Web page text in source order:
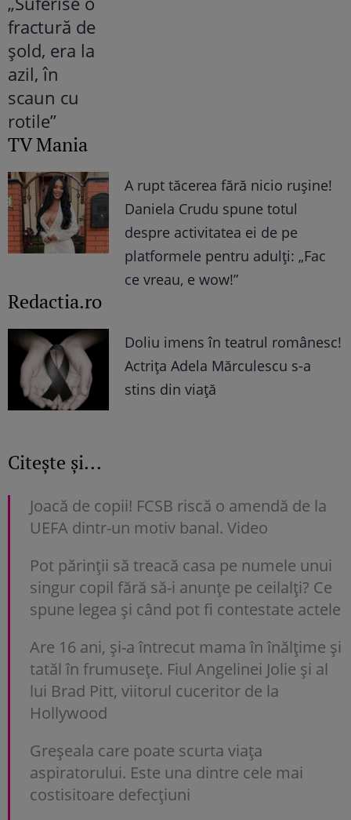
TV Mania
A rupt tăcerea fără nicio rușine!
Daniela Crudu spune totul
despre activitatea ei de pe
platformele pentru adulți: „Fac
ce vreau, e wow!”
Redactia.ro
Doliu imens în teatrul românesc!
Actrița Adela Mărculescu s-a
stins din viață
Citește și...
Joacă de copii! FCSB riscă o amendă de la
UEFA dintr-un motiv banal. Video
Pot părinții să treacă casa pe numele unui
singur copil fără să-i anunțe pe ceilalți? Ce
spune legea și când pot fi contestate actele
Are 16 ani, și-a întrecut mama în înălțime și
tatăl în frumusețe. Fiul Angelinei Jolie și al
lui Brad Pitt, viitorul cuceritor de la
Hollywood
Greșeala care poate scurta viața
aspiratorului. Este una dintre cele mai
costisitoare defecțiuni